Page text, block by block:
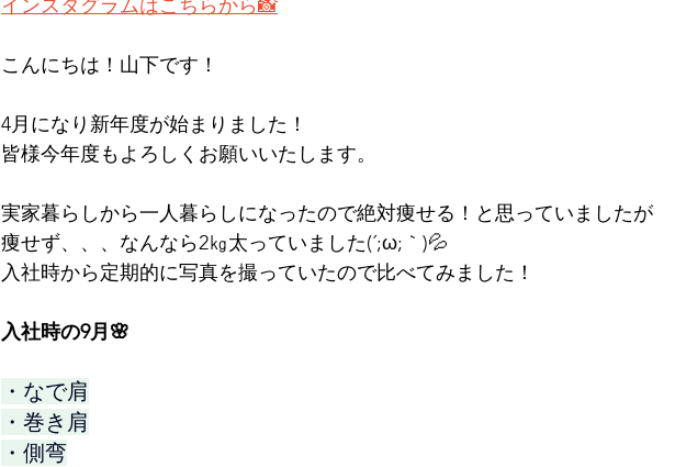
インスタグラムはこちらから📸
こんにちは！山下です！
4月になり新年度が始まりました！
皆様今年度もよろしくお願いいたします。
実家暮らしから一人暮らしになったので絶対痩せる！と思っていましたが
痩せず、、、なんなら2㎏太っていました(´;ω;｀)💦
入社時から定期的に写真を撮っていたので比べてみました！
入社時の9月🌸
・なで肩
・巻き肩
・側弯